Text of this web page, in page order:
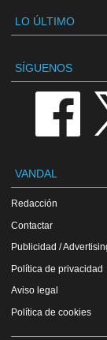
LO ÚLTIMO
SÍGUENOS
VANDAL
Redacción
Contactar
Publicidad /
Política de privacidad
Aviso legal
Política de cookies